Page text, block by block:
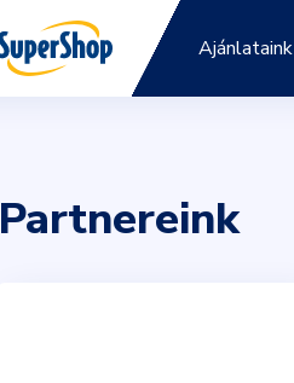
Ajánlataink
Partnereink